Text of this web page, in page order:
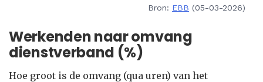
Bron: EBB (05-03-2026)
Werkenden naar omvang
dienstverband (%)
Hoe groot is de omvang (qua uren) van het